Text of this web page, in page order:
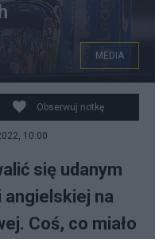
@screamanunited
MEDIA
Obserwuj notkę
10:00
się udanym
angielskiej na
Coś, co miało